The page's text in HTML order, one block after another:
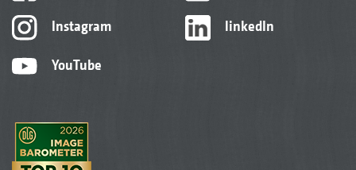
Instagram
YouTube
linkedIn